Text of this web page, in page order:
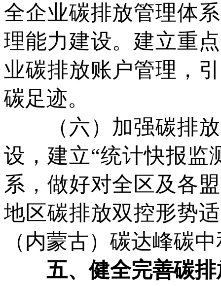
全企业碳排放管理体
理能力建设。建立重
业碳排放账户管理，
碳足迹。
（六）加强碳排放
设，建立“统计快报
系，做好对全区及各
地区碳排放双控形势
（内蒙古）碳达峰碳
五、健全完善碳排